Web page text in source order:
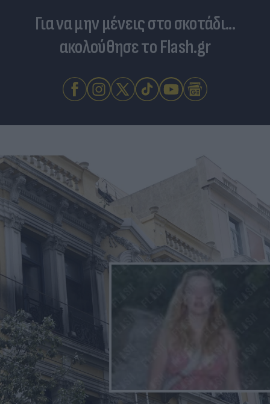
Για να μην μένεις στο σκοτάδι...
ακολούθησε το Flash.gr